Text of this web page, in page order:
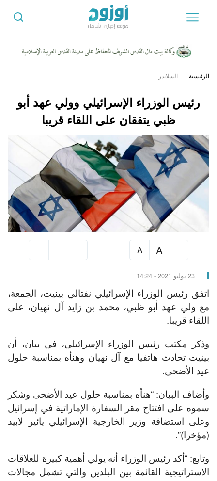
الرئيسية السلايدر
رئيس الوزراء الإسرائيلي وولي عهد أبو
ظبي يتفقان على اللقاء قريبا
اتفق رئيس الوزراء الإسرائيلي نفتالي بينيت، الجمعة،
مع ولي عهد أبو ظبي، محمد بن زايد آل نهيان، على
اللقاء قريبا.
وذكر مكتب رئيس الوزراء الإسرائيلي، في بيان، أن
بينيت تحادث هاتفيا مع آل نهيان وهنأه بمناسبة حلول
عيد الأضحى.
وأضاف البيان: “هنأه بمناسبة حلول عيد الأضحى وشكر
سموه على افتتاح مقر السفارة الإماراتية في إسرائيل
وعلى استضافة وزير الخارجية الإسرائيلي يائير لابيد
(مؤخرا)”.
وتابع: “أكد رئيس الوزراء أنه يولي أهمية كبيرة للعلاقات
الاستراتيجية القائمة بين البلدين والتي تشمل مجالات
A
A